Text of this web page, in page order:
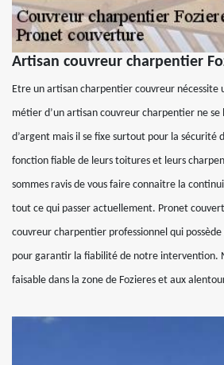
Artisan couvreur charpentier
Etre un artisan charpentier couvreur nécessite
métier d’un artisan couvreur charpentier ne se
d’argent mais il se fixe surtout pour la sécurité
fonction fiable de leurs toitures et leurs
sommes ravis de vous faire connaitre la
tout ce qui passer actuellement. Pronet
couvreur charpentier professionnel qui
pour garantir la fiabilité de notre intervention.
faisable dans la zone de Fozieres et aux